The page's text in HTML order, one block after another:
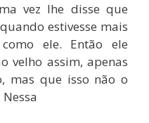
vez lhe disse que
estivesse mais
ele. Então ele
velho assim, apenas
mas que isso não o